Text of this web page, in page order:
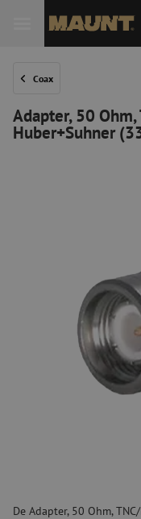
Coax
Adapter, 50
Huber+Suhner
De Adapter, 50 Ohm,